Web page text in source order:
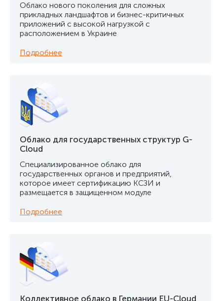
Облако нового поколения для сложных
прикладных ландшафтов и бизнес-критичных
приложений с высокой нагрузкой с
расположением в Украине
Подробнее
Облако для государственных структур G-
Cloud
Специализированное облако для
государственных органов и предприятий,
которое имеет сертификацию КСЗИ и
размещается в защищенном модуле
Подробнее
Коллективное облако в Германии EU-Cloud